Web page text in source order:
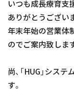
いつも成長療育支
ありがとうござい
年末年始の営業体
のでご案内致しま
尚、「HUG」シス
す。